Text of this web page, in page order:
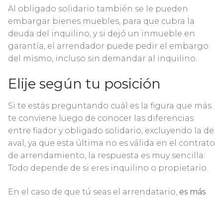
Al obligado solidario también se le pueden
embargar bienes muebles, para que cubra la
deuda del inquilino, y si dejó un inmueble en
garantía, el arrendador puede pedir el embargo
del mismo, incluso sin demandar al inquilino.
Elije según tu posición
Si te estás preguntando cuál es la figura que más
te conviene luego de conocer las diferencias
entre fiador y obligado solidario, excluyendo la de
aval, ya que esta última no es válida en el contrato
de arrendamiento, la respuesta es muy sencilla:
Todo depende de si eres inquilino o propietario.
En el caso de que tú seas el arrendatario, es más